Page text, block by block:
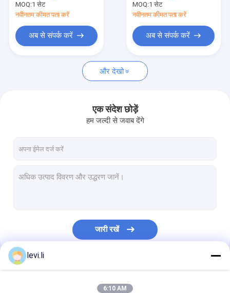
MOQ:1 सेट
नवीनतम कीमत पता करें
अब से संपर्क करें
MOQ:1 सेट
नवीनतम कीमत पता करें
अब से संपर्क करें
और देखो
एक संदेश छोड़ें
हम जल्दी से जवाब देंगे
जारी रखें
हमारी श्रेणियाँ
levi.li
6:10 AM